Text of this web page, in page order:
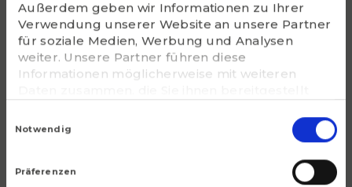
Außerdem geben wir Informationen zu Ihrer
Verwendung unserer Website an unsere Partner
für soziale Medien, Werbung und Analysen
weiter. Unsere Partner führen diese
Informationen möglicherweise mit weiteren
Dienste gesammelt haben. Sie geben
Einwilligung zu unseren notwendige Cookies,
Notwendig
Präferenzen
Housing
P318
1
m (kg)